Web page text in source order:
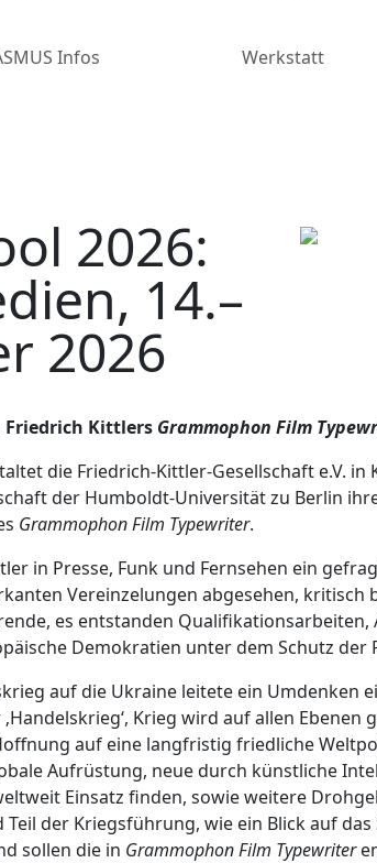
Infos Werkstatt
2026:
14.–
2026
Kittlers Grammophon Film
die Friedrich-Kittler-Gesellschaft e.V.
der Humboldt-Universität zu Berlin
Grammophon Film Typewriter.
in Presse, Funk und Fernsehen ein
Vereinzelungen abgesehen, kritisch
es entstanden
Demokratien unter dem Schutz der
auf die Ukraine leitete ein Umdenken
‚Handelskrieg‘, Krieg wird auf allen
auf eine langfristig friedliche
Aufrüstung, neue durch künstliche
Einsatz finden, sowie weitere
Teil der Kriegsführung, wie ein Blick auf
sollen die in Grammophon Film Typewriter